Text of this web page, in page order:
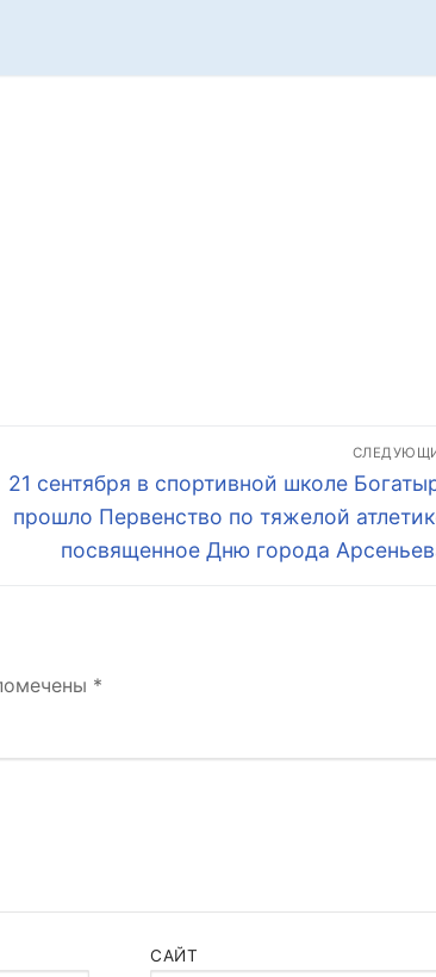
Следующая
запись:
21 сентября в спортивной школе
прошло Первенство по тяжелой
посвященное Дню города
*
САЙТ